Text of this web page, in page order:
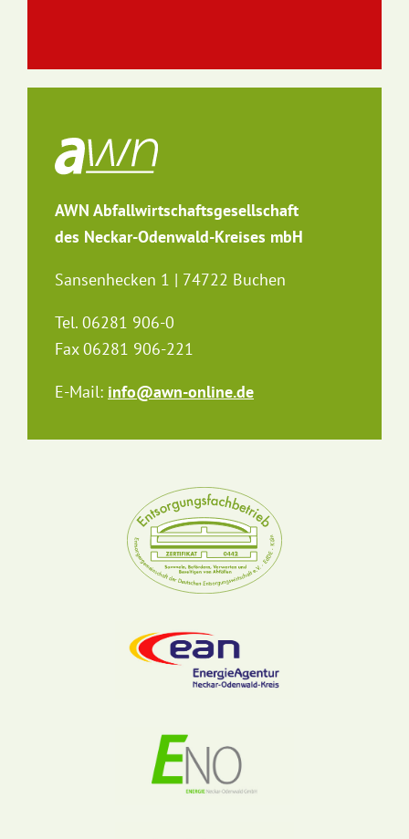
AWN Abfallwirtschaftsgesellschaft
des Neckar-Odenwald-Kreises mbH
Sansenhecken 1 | 74722 Buchen
Tel. 06281 906-0
Fax 06281 906-221
E-Mail: info@awn-online.de